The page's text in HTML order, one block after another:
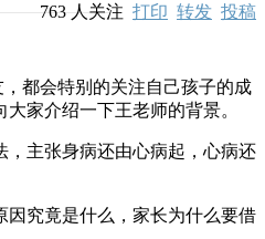
763人关注 打印 转发 投稿
都会特别的关注自己孩子的成
家介绍一下王老师的背景。
，主张身病还由心病起，心病还
因究竟是什么，家长为什么要借